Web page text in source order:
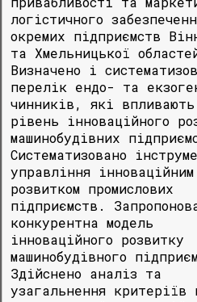
логістичного
окремих підприємств
та Хмельницької
Визначено і
перелік ендо- та
чинників, які
рівень інноваційного
машинобудівних
Систематизовано
управління інноваційним
розвитком промислових
підприємств.
конкурентна модель
інноваційного розвитку
машинобудівного
Здійснено аналіз та
узагальнення критеріїв